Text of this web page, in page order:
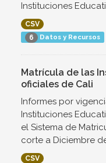
Instituciones
CSV
6 Datos y Recursos
Matrícula de las
oficiales de Cali
Informes por
Instituciones
el Sistema de
corte a Diciembre
CSV